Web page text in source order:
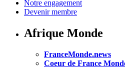
Notre engagement
Devenir membre
Afrique Monde
FranceMonde.news
Coeur de France